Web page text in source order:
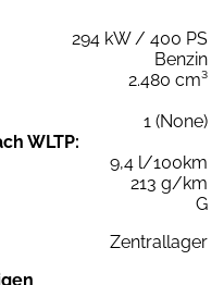
294 kW / 400 PS
Benzin
2.480 cm³
1 (None)
WLTP:
9,4 l/100km
213 g/km
G
Zentrallager